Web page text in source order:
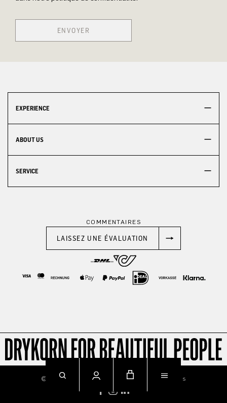
ENVOYER
EXPERIENCE
ABOUT US
SERVICE
COMMENTAIRES
LAISSEZ UNE ÉVALUATION
© 2026 ImprintPrivacy Terms & Conditions